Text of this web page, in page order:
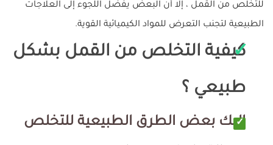
للتخلص من القمل ، إلا أن البعض يفضل اللجوء إلى العلاجات
الطبيعية لتجنب التعرض للمواد الكيميائية القوية.
كيفية التخلص من القمل بشكل
طبيعي ؟
اليك بعض الطرق الطبيعية للتخلص